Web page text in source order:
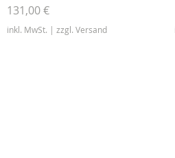
Preis
131,00 €
inkl. MwSt. | zzgl. Versand